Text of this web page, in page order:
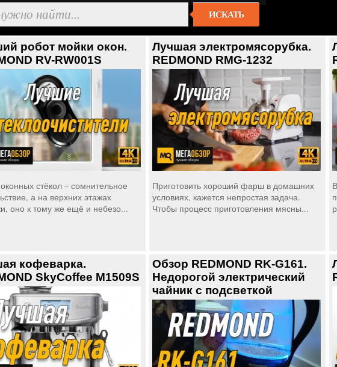
ИСКАТЬ
робот мойки окон.
RV-RW001S
стёкол – сомнительное
а на верхних этажах
оно к тому же ещё и небезо...
Лучшая электромясорубка.
REDMOND RMG-1232
Приготовить хороший фарш в домашних
условиях, кажется непростая задача.
Чтобы процесс приготовления мясны...
кофеварка.
SkyCoffee M1509S
Обзор REDMOND RK-G161.
Недорогой электрический
чайник с подсветкой